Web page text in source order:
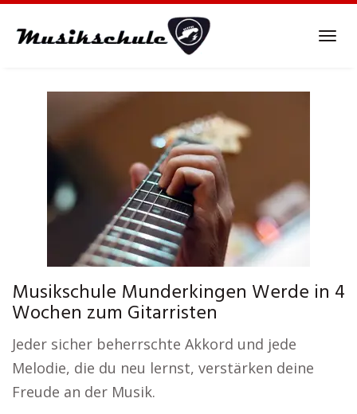
Musikschule Munderkingen Werde in 4
Wochen zum Gitarristen
Jeder sicher beherrschte Akkord und jede
Melodie, die du neu lernst, verstärken deine
Freude an der Musik.